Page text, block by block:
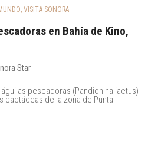
, VISITA SONORA
en Bahía de Kino,
Star
pescadoras (Pandion haliaetus)
cactáceas de la zona de Punta